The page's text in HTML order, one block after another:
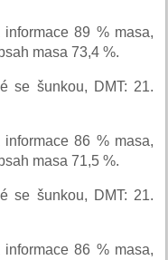
89 % masa,
masa 73,4 %.
se šunkou, DMT: 21.
86 % masa,
masa 71,5 %.
se šunkou, DMT: 21.
86 % masa,